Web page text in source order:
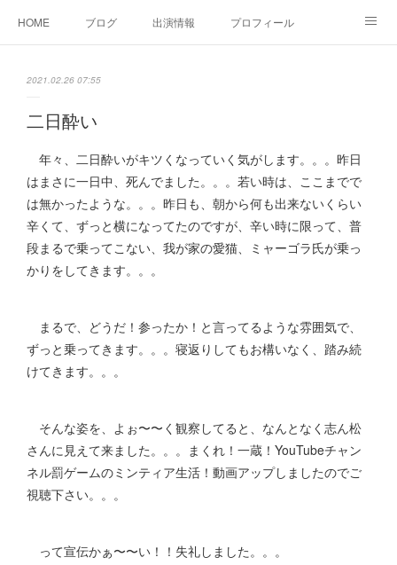
HOME ブログ 出演情報 プロフィール
2021.02.26 07:55
二日酔い
年々、二日酔いがキツくなっていく気がします。。。昨日
はまさに一日中、死んでました。。。若い時は、ここまでで
は無かったような。。。昨日も、朝から何も出来ないくらい
辛くて、ずっと横になってたのですが、辛い時に限って、普
段まるで乗ってこない、我が家の愛猫、ミャーゴラ氏が乗っ
かりをしてきます。。。
まるで、どうだ！参ったか！と言ってるような雰囲気で、
ずっと乗ってきます。。。寝返りしてもお構いなく、踏み続
けてきます。。。
そんな姿を、よぉ〜〜く観察してると、なんとなく志ん松
さんに見えて来ました。。。まくれ！一蔵！YouTubeチャン
ネル罰ゲームのミンティア生活！動画アップしましたのでご
視聴下さい。。。
って宣伝かぁ〜〜い！！失礼しました。。。